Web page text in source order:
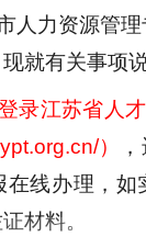
人力资源管
就有关事项
录江苏省人
）
在线办理，如
材料。